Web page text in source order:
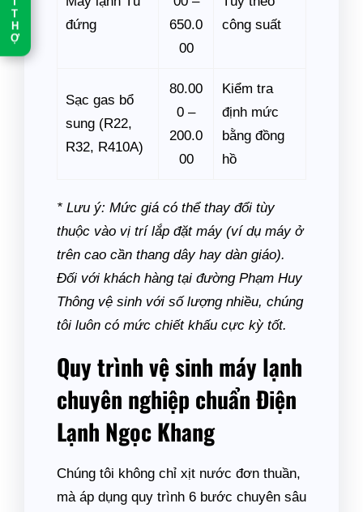
T
T
H
Ợ
đứng
650.0
00
công suất
Sạc gas bổ
sung (R22,
R32, R410A)
80.00
0 –
200.0
00
Kiểm tra
định mức
bằng đồng
hồ
* Lưu ý: Mức giá có thể thay đổi tùy
thuộc vào vị trí lắp đặt máy (ví dụ máy ở
trên cao cần thang dây hay dàn giáo).
Đối với khách hàng tại đường Phạm Huy
Thông vệ sinh với số lượng nhiều, chúng
tôi luôn có mức chiết khấu cực kỳ tốt.
Quy trình vệ sinh máy lạnh
chuyên nghiệp chuẩn Điện
Lạnh Ngọc Khang
Chúng tôi không chỉ xịt nước đơn thuần,
mà áp dụng quy trình 6 bước chuyên sâu